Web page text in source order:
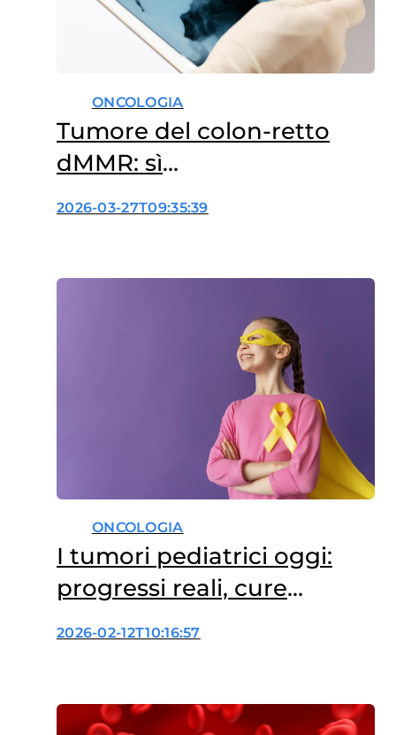
ONCOLOGIA
Tumore del colon-retto
dMMR: sì
all’immunoterapia
2026-03-27T09:35:39
ONCOLOGIA
I tumori pediatrici oggi:
progressi reali, cure
diseguali
2026-02-12T10:16:57